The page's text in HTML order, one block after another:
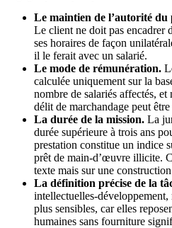
Le maintien de l’autorité du
Le client ne doit pas encadrer
ses horaires de façon
il le ferait avec un salarié.
Le mode de rémunération.
calculée uniquement sur la
nombre de salariés affectés,
délit de marchandage peut être
La durée de la mission. La
durée supérieure à trois ans
prestation constitue un indice
prêt de main-d’œuvre illicite.
texte mais sur une
La définition précise de la
intellectuelles-
plus sensibles, car elles
humaines sans fourniture